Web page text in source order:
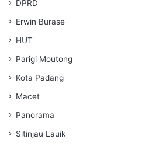
DPRD
Erwin Burase
HUT
Parigi Moutong
Kota Padang
Macet
Panorama
Sitinjau Lauik